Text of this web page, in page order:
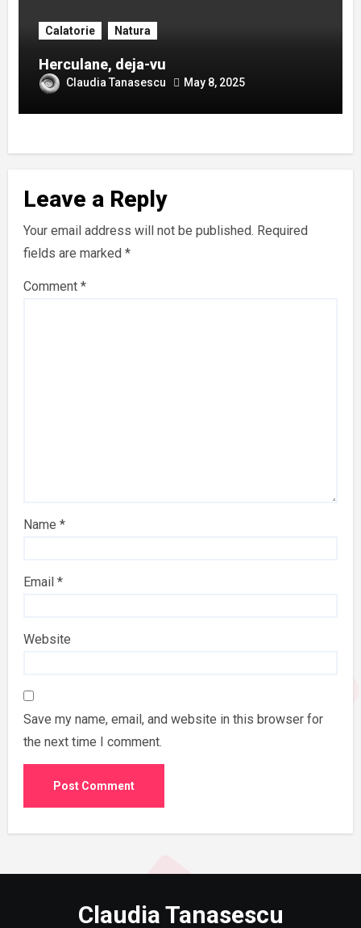
Calatorie Natura
Herculane, deja-vu
Claudia Tanasescu May 8, 2025
Leave a Reply
Your email address will not be published. Required
fields are marked*
Comment*
Name*
Email*
Website
Save my name, email, and website in this browser for
the next time I comment.
Claudia Tanasescu